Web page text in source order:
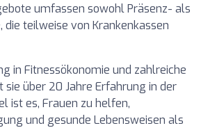
umfassen sowohl Präsenz- als
teilweise von Krankenkassen
in Fitnessökonomie und zahlreiche
über 20 Jahre Erfahrung in der
ist es, Frauen zu helfen,
und gesunde Lebensweisen als